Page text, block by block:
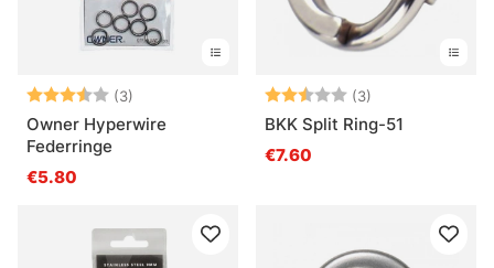
Bewertung:(3)
3.7 von 5 Sternen
Owner Hyperwire
Federringe
€5.80
Bewertung:(3)
BKK Split Ring-51
€7.60